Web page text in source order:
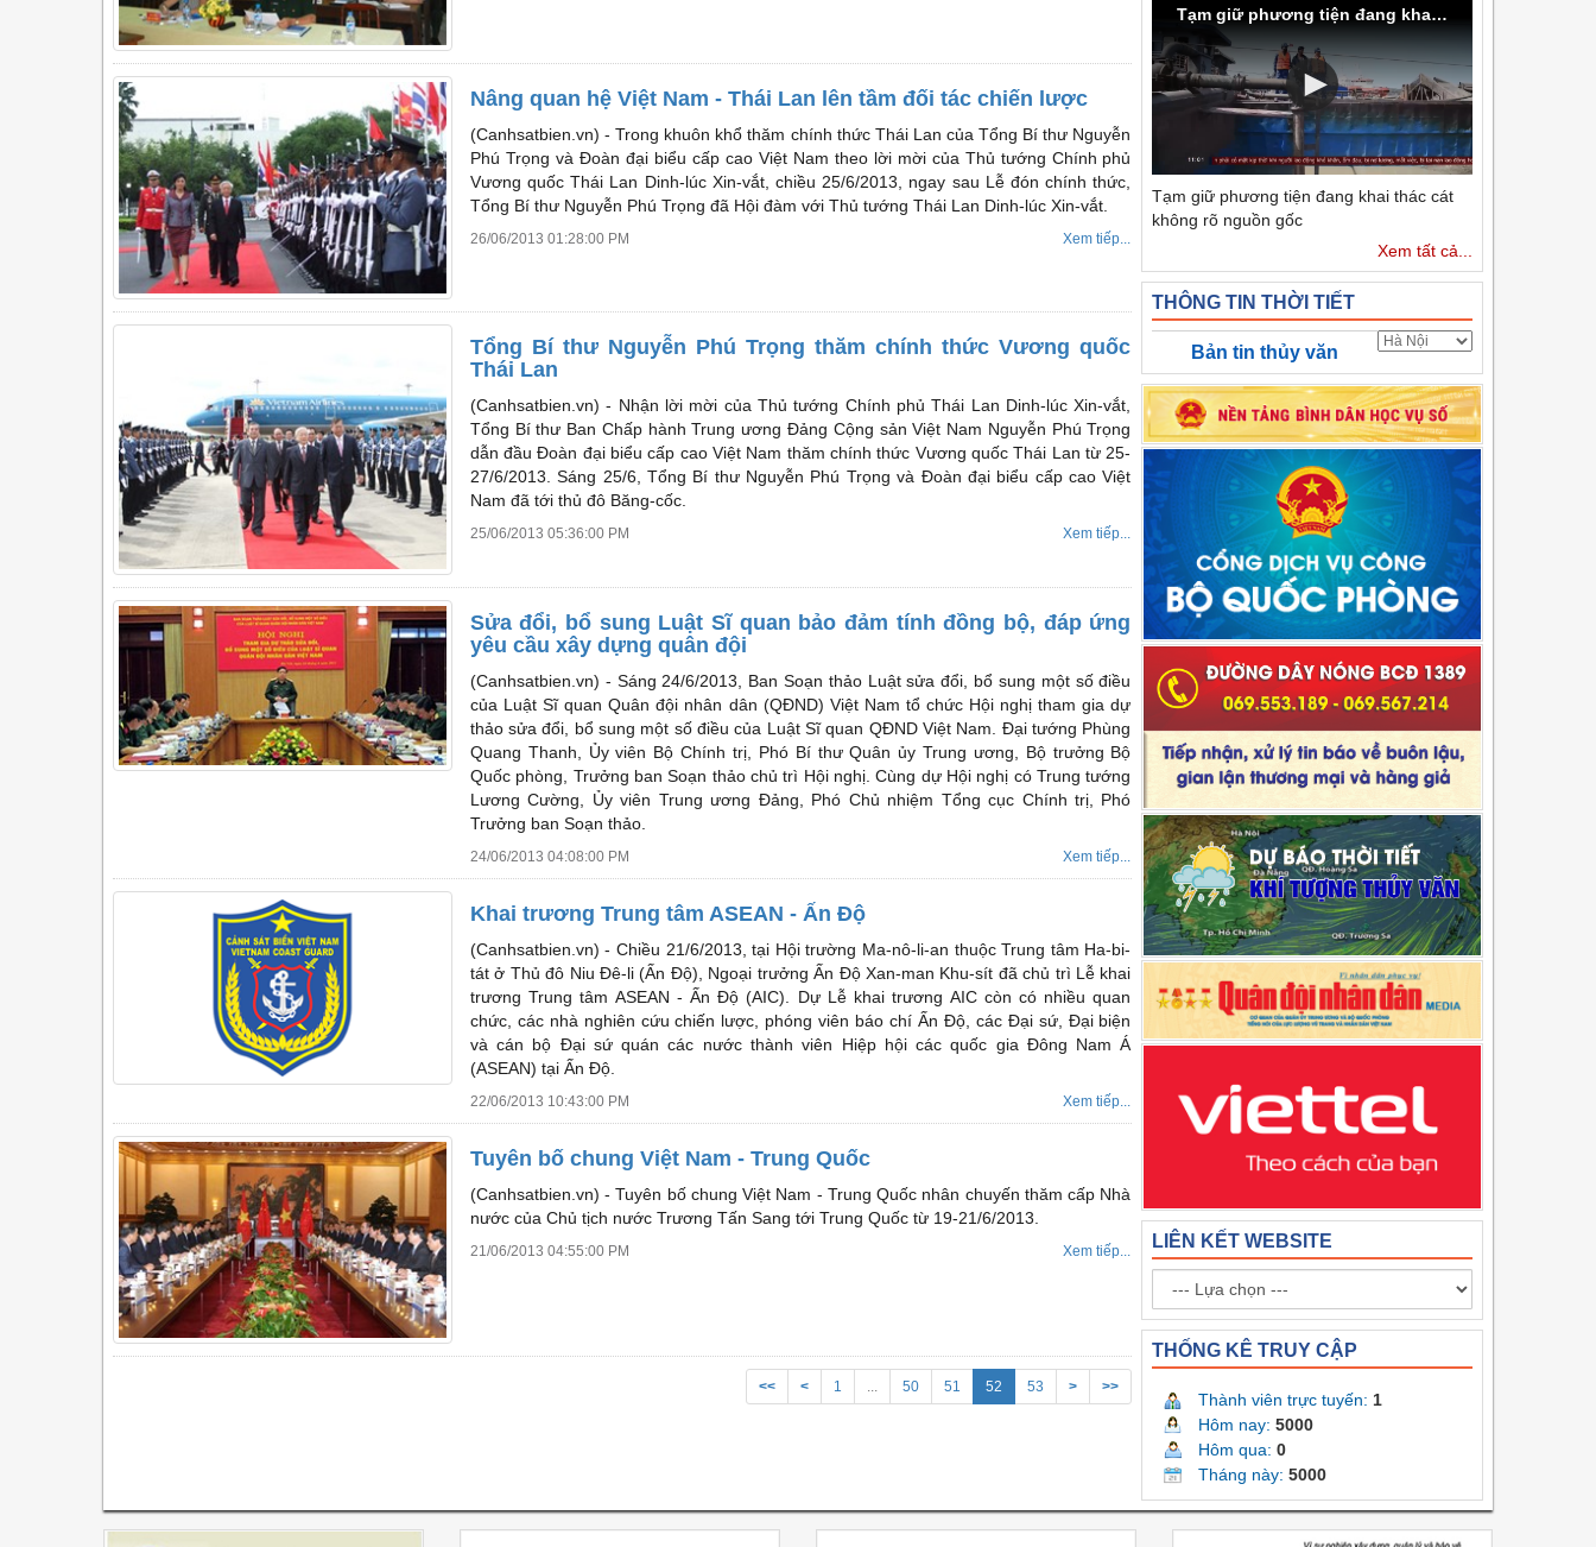
Nâng quan hệ Việt Nam - Thái Lan lên tầm đối tác chiến lược
(Canhsatbien.vn) -Trong khuôn khổ thăm chính thức Thái Lan của Tổng Bí thư Nguyễn
Phú Trọng và Đoàn đại biểu cấp cao Việt Nam theo lời mời của Thủ tướng Chính phủ
Vương quốc Thái Lan Dinh-lúc Xin-vắt, chiều 25/6/2013, ngay sau Lễ đón chính thức,
Tổng Bí thư Nguyễn Phú Trọng đã Hội đàm với Thủ tướng Thái Lan Dinh-lúc Xin-vắt.
26/06/2013 01:28:00 PM Xem tiếp...
Tổng Bí thư Nguyễn Phú Trọng thăm chính thức Vương quốc
Thái Lan
(Canhsatbien.vn) - Nhận lời mời của Thủ tướng Chính phủ Thái Lan Dinh-lúc Xin-vắt,
Tổng Bí thư Ban Chấp hành Trung ương Đảng Cộng sản Việt Nam Nguyễn Phú Trọng
dẫn đầu Đoàn đại biểu cấp cao Việt Nam thăm chính thức Vương quốc Thái Lan từ 25-
27/6/2013. Sáng 25/6, Tổng Bí thư Nguyễn Phú Trọng và Đoàn đại biểu cấp cao Việt
Nam đã tới thủ đô Băng-cốc.
25/06/2013 05:36:00 PM Xem tiếp...
Sửa đổi, bổ sung Luật Sĩ quan bảo đảm tính đồng bộ, đáp ứng
yêu cầu xây dựng quân đội
(Canhsatbien.vn) - Sáng 24/6/2013, Ban Soạn thảo Luật sửa đổi, bổ sung một số điều
của Luật Sĩ quan Quân đội nhân dân (QĐND) Việt Nam tổ chức Hội nghị tham gia dự
thảo sửa đổi, bổ sung một số điều của Luật Sĩ quan QĐND Việt Nam. Đại tướng Phùng
Quang Thanh, Ủy viên Bộ Chính trị, Phó Bí thư Quân ủy Trung ương, Bộ trưởng Bộ
Quốc phòng, Trưởng ban Soạn thảo chủ trì Hội nghị. Cùng dự Hội nghị có Trung tướng
Lương Cường, Ủy viên Trung ương Đảng, Phó Chủ nhiệm Tổng cục Chính trị, Phó
Trưởng ban Soạn thảo.
24/06/2013 04:08:00 PM Xem tiếp...
Khai trương Trung tâm ASEAN - Ấn Độ
(Canhsatbien.vn) -Chiều 21/6/2013, tại Hội trường Ma-nô-li-an thuộc Trung tâm Ha-bi-
tát ở Thủ đô Niu Đê-li (Ấn Độ), Ngoại trưởng Ấn Độ Xan-man Khu-sít đã chủ trì Lễ khai
trương Trung tâm ASEAN - Ấn Độ (AIC). Dự Lễ khai trương AIC còn có nhiều quan
chức, các nhà nghiên cứu chiến lược, phóng viên báo chí Ấn Độ, các Đại sứ, Đại biện
và cán bộ Đại sứ quán các nước thành viên Hiệp hội các quốc gia Đông Nam Á
(ASEAN) tại Ấn Độ.
22/06/2013 10:43:00 PM Xem tiếp...
Tuyên bố chung Việt Nam - Trung Quốc
(Canhsatbien.vn) -Tuyên bố chung Việt Nam - Trung Quốc nhân chuyến thăm cấp Nhà
nước của Chủ tịch nước Trương Tấn Sang tới Trung Quốc từ 19-21/6/2013.
21/06/2013 04:55:00 PM Xem tiếp...
<< < 1 ... 50 51 52 53 > >>
Tạm giữ phương tiện đang khai thác cát không rõ nguồn gốc
Tạm giữ phương tiện đang khai thác cát
không rõ nguồn gốc
Xem tất cả...
THÔNG TIN THỜI TIẾT
Bản tin thủy văn
LIÊN KẾT WEBSITE
THỐNG KÊ TRUY CẬP
Thành viên trực tuyến: 1
Hôm nay: 5000
Hôm qua: 0
Tháng này: 5000